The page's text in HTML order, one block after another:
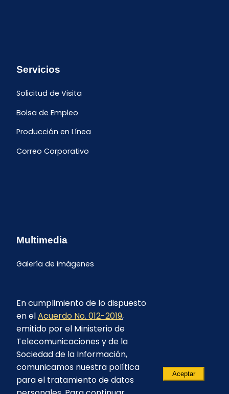
Servicios
Solicitud de Visita
Bolsa de Empleo
Producción en Línea
Correo Corporativo
Multimedia
Galería de imágenes
En cumplimiento de lo dispuesto
en elAcuerdo No. 012-2019,
emitido por el Ministerio de
Telecomunicaciones y de la
Sociedad de la Información,
comunicamos nuestra política
para el tratamiento de datos
Aceptar